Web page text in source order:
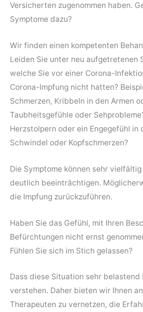
Versicherten zugenommen haben.
Symptome dazu?
Wir finden einen kompetenten
Leiden Sie unter neu aufgetretenen
welche Sie vor einer Corona-
Corona-Impfung nicht hatten?
Schmerzen, Kribbeln in den Armen
Taubheitsgefühle oder
Herzstolpern oder ein Engegefühl in
Schwindel oder Kopfschmerzen?
Die Symptome können sehr
deutlich beeinträchtigen.
die Impfung zurückzuführen.
Haben Sie das Gefühl, mit Ihren
Befürchtungen nicht ernst
Fühlen Sie sich im Stich gelassen?
Dass diese Situation sehr belastend
verstehen. Daher bieten wir Ihnen
Therapeuten zu vernetzen, die